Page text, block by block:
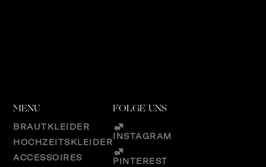
MENU
BRAUTKLEIDER
HOCHZEITSKLEIDER
ACCESSOIRES
FOLGE UNS
INSTAGRAM
PINTEREST